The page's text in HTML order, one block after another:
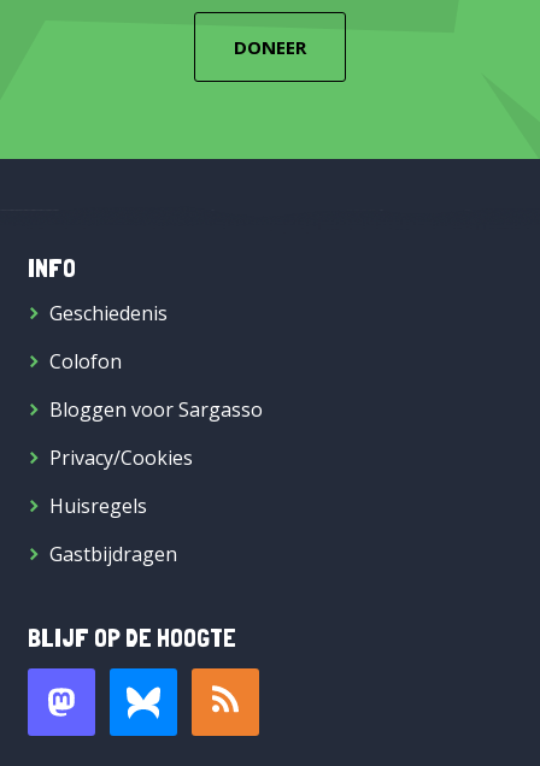
DONEER
INFO
Geschiedenis
Colofon
Bloggen voor Sargasso
Privacy/Cookies
Huisregels
Gastbijdragen
BLIJF OP DE HOOGTE